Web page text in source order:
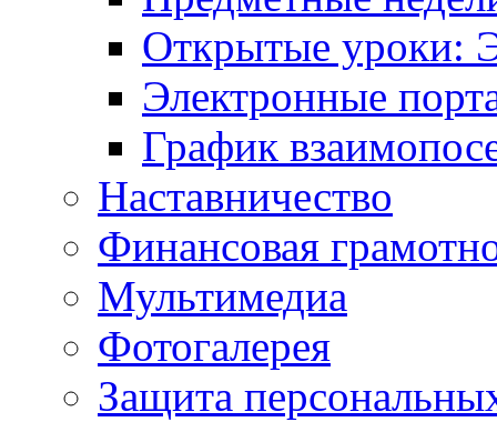
Открытые уроки:
Электронные
График
Наставничество
Финансовая
Мультимедиа
Фотогалерея
Защита